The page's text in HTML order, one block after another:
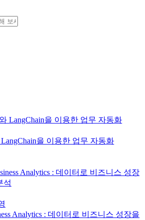
을 이용한 업무 자동화
Analytics : 데이터로 비즈니스 성장을